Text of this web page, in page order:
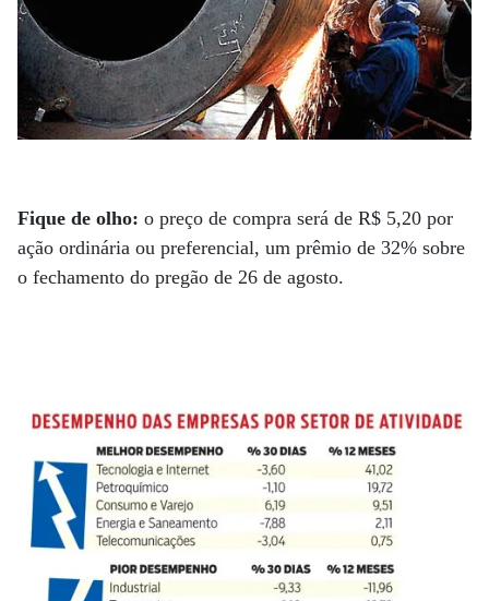
Fique de olho: o preço de compra será de R$ 5,20 por
ação ordinária ou preferencial, um prêmio de 32% sobre
o fechamento do pregão de 26 de agosto.